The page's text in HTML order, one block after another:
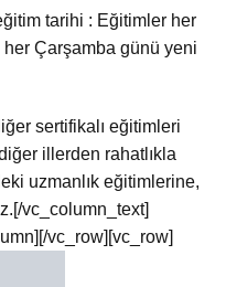
tarihi : Eğitimler her
her Çarşamba günü yeni
sertifikalı eğitimleri
illerden rahatlıkla
uzmanlık eğitimlerine,
vc_column_text]
vc_row][vc_row]